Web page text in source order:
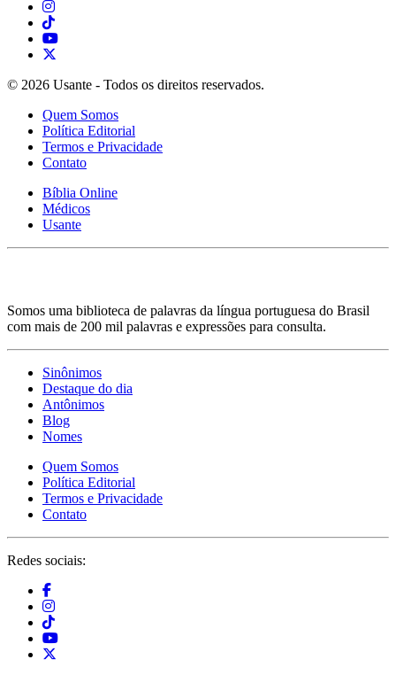
© 2026 Usante - Todos os direitos reservados.
Quem Somos
Política Editorial
Termos e Privacidade
Contato
Bíblia Online
Médicos
Usante
Somos uma biblioteca de palavras da língua portuguesa do Brasil
com mais de 200 mil palavras e expressões para consulta.
Sinônimos
Destaque do dia
Antônimos
Blog
Nomes
Quem Somos
Política Editorial
Termos e Privacidade
Contato
Redes sociais: